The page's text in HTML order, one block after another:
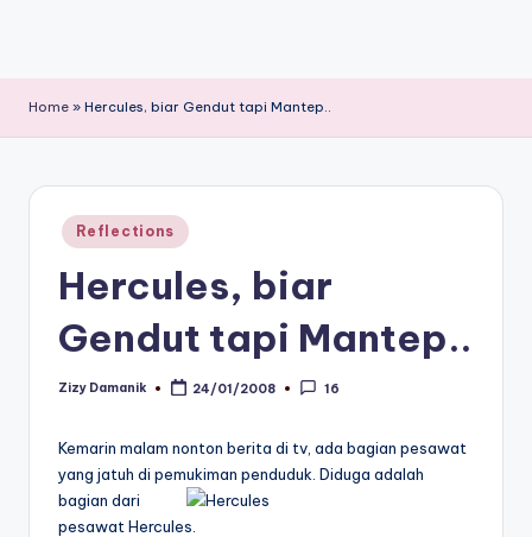
Home » Hercules, biar Gendut tapi Mantep..
Posted
in
Reflections
Hercules, biar
Gendut tapi Mantep..
Posted
Zizy Damanik 24/01/2008 16
Kemarin malam nonton berita di tv, ada bagian pesawat
yang jatuh di pemukiman penduduk. Diduga adalah
bagian dari
pesawat Hercules.